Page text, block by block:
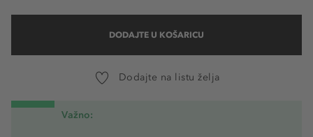
DODAJTE U KOŠARICU
Dodajte na listu želja
Važno: